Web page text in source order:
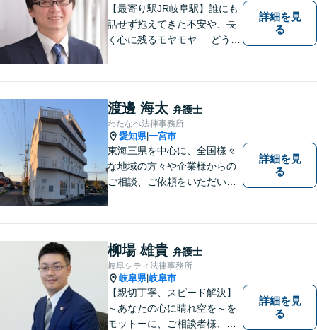
【最寄り駅JR岐阜駅】誰にも
話せず抱えてきた不安や、長
く心に残るモヤモヤ──どうぞ
いながら、これからの一歩を
一緒に見つけていきます。
【丁寧なヒアリング】【地域
密着型の法律事務所】
詳細を見
る
渡邊 海太 弁護士
わたなべ法律事務所
愛知県|一宮市
東海三県を中心に、全国様々
な地域の方々や企業様からの
ご相談、ご依頼をいただいて
おります。
詳細を見
る
柳場 雄貴 弁護士
岐阜シティ法律事務所
岐阜県|岐阜市
【親切丁寧、スピード解決】
～あなたの心に晴れ空を～を
モットーに、ご相談者様、依
詳細を見
る